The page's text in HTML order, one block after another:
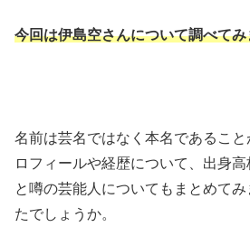
今回は伊島空さんについて調べてみ
名前は芸名ではなく本名であるこ
ロフィールや経歴について、出身
と噂の芸能人についてもまとめて
たでしょうか。